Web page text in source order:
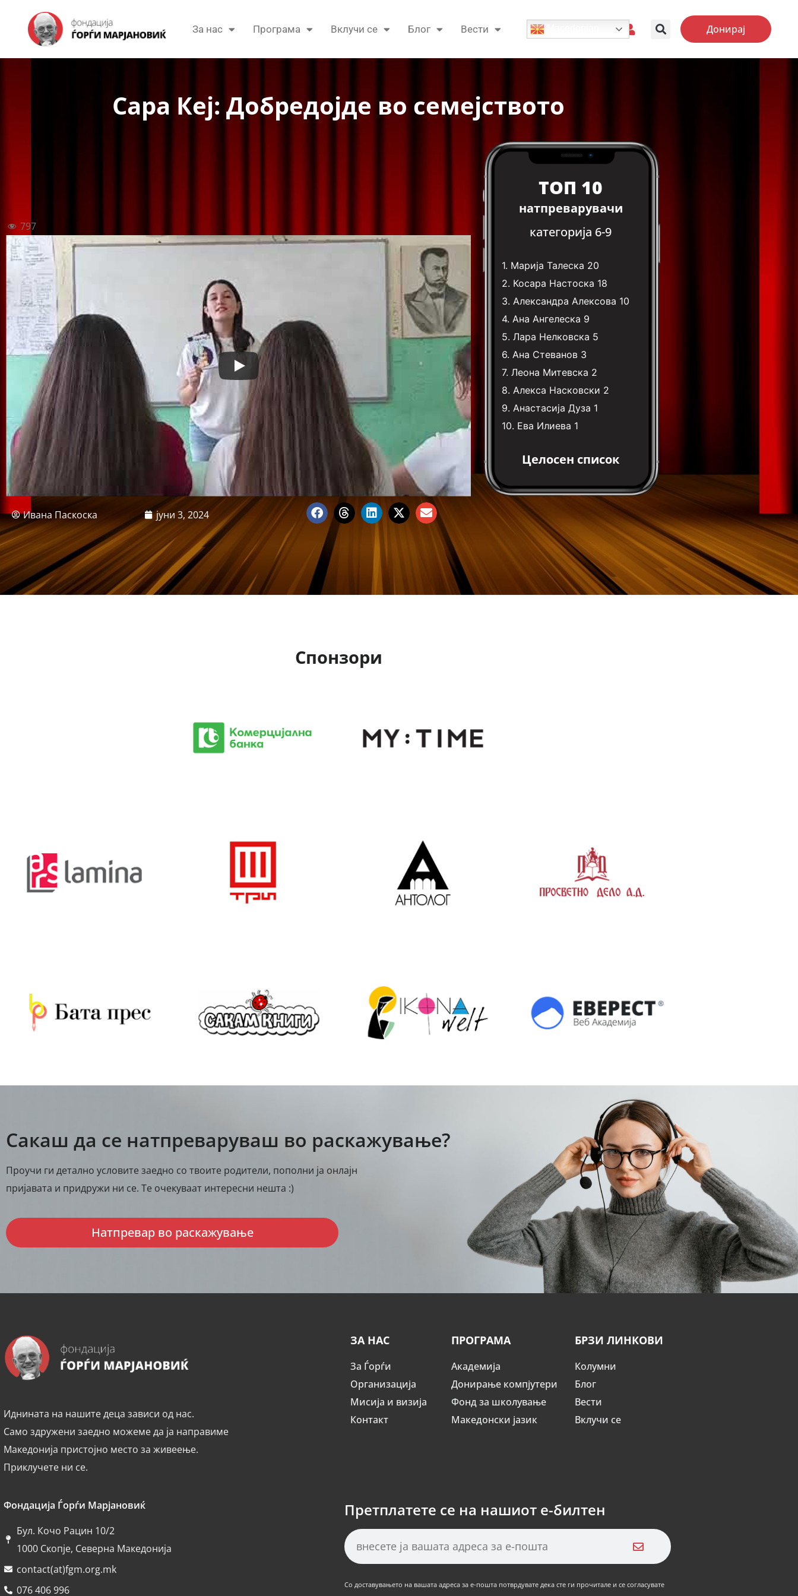
За нас Програма Вклучи се Блог Вести Донирај
Сара Кеј: Добредојде во семејството
797
ТОП 10
натпреварувачи
категорија 6-9
1. Марија Талеска 20
2. Косара Настоска 18
3. Александра Алексова 10
4. Ана Ангелеска 9
5. Лара Нелковска 5
6. Ана Стеванов 3
7. Леона Митевска 2
8. Алекса Насковски 2
9. Анастасија Дуза 1
10. Ева Илиева 1
Целосен список
Ивана Паскоска јуни 3, 2024
Спонзори
Сакаш да се натпреваруваш во раскажување?
Проучи ги детално условите заедно со твоите родители, пополни ја онлајн
пријавата и придружи ни се. Те очекуваат интересни нешта :)
Натпревар во раскажување
Иднината на нашите деца зависи од нас.
Само здружени заедно можеме да ја направиме
Македонија пристојно место за живеење.
Приклучете ни се.
ЗА НАС
За Ѓорѓи
Организација
Мисија и визија
Контакт
ПРОГРАМА
Академија
Донирање компјутери
Фонд за школување
Македонски јазик
БРЗИ ЛИНКОВИ
Колумни
Блог
Вести
Вклучи се
Фондација Ѓорѓи Марјановиќ
Бул. Кочо Рацин 10/2
1000 Скопје, Северна Македонија
contact(at)fgm.org.mk
076 406 996
Претплатете се на нашиот е-билтен
Со доставувањето на вашата адреса за е-пошта потврдувате дека сте ги прочитале и се согласувате